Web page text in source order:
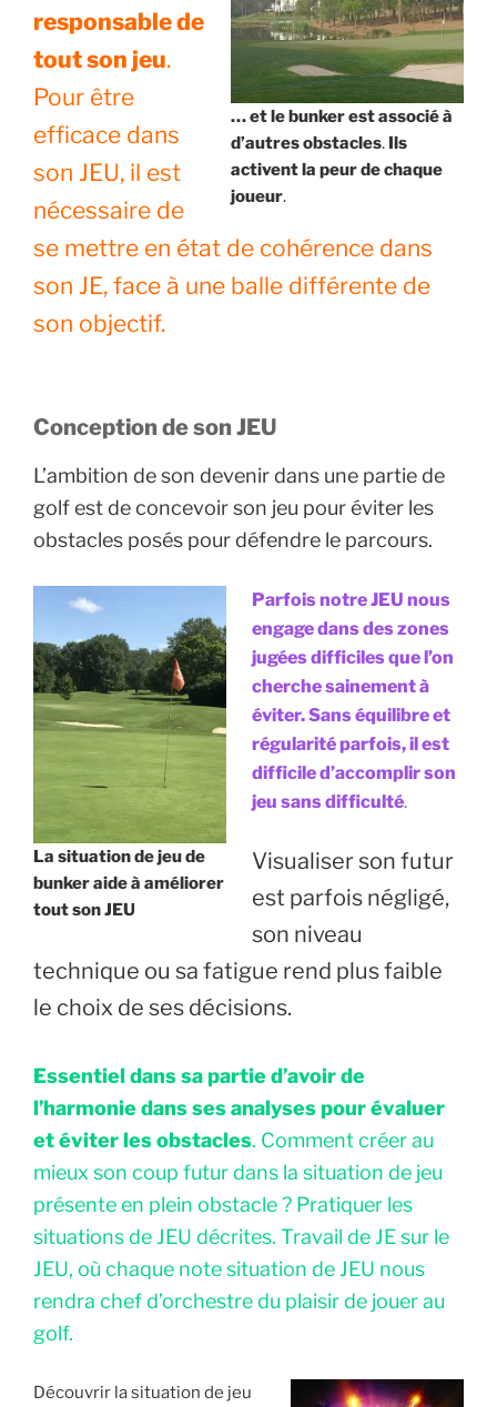
… et le bunker est associé à
d’autres obstacles. Ils
activent la peur de chaque
joueur.
responsable de
tout son jeu.
Pour être
efficace dans
son JEU, il est
nécessaire de
se mettre en état de cohérence dans
son JE, face à une balle différente de
son objectif.
Conception de son JEU
L’ambition de son devenir dans une partie de
golf est de concevoir son jeu pour éviter les
obstacles posés pour défendre le parcours.
La situation de jeu de
bunker aide à améliorer
tout son JEU
Parfois notre JEU nous
engage dans des zones
jugées difficiles que l’on
cherche sainement à
éviter. Sans équilibre et
régularité parfois, il est
difficile d’accomplir son
jeu sans difficulté.
Visualiser son futur
est parfois négligé,
son niveau
technique ou sa fatigue rend plus faible
le choix de ses décisions.
Essentiel dans sa partie d’avoir de
l’harmonie dans ses analyses pour évaluer
et éviter les obstacles. Comment créer au
mieux son coup futur dans la situation de jeu
présente en plein obstacle ? Pratiquer les
situations de JEU décrites. Travail de JE sur le
JEU, où chaque note situation de JEU nous
rendra chef d’orchestre du plaisir de jouer au
golf.
Découvrir la situation de jeu